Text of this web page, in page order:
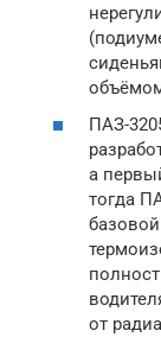
ПАЗ-
а
тогда
от